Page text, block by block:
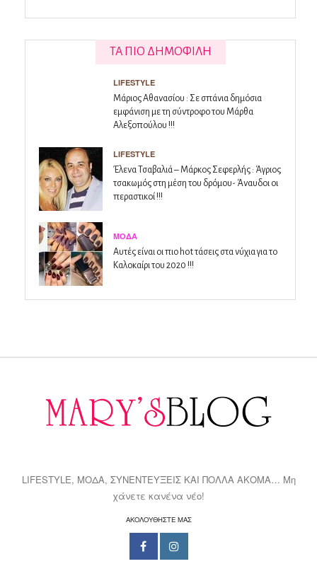
ΤΑ ΠΙΟ ΔΗΜΟΦΙΛΗ
LIFESTYLE
Μάριος Αθανασίου : Σε σπάνια δημόσια
εμφάνιση με τη σύντροφο του Μάρθα
Αλεξοπούλου !!!
LIFESTYLE
Έλενα Τσαβαλιά – Μάρκος Σεφερλής : Άγριος
τσακωμός στη μέση του δρόμου- Άναυδοι οι
περαστικοί !!!
ΜΌΔΑ
Αυτές είναι οι πιο hot τάσεις στα νύχια για το
Καλοκαίρι του 2020 !!!
LIFESTYLE, ΜΟΔΑ, ΣΥΝΕΝΤΕΥΞΕΙΣ ΚΑΙ ΠΟΛΛΑ ΑΚΟΜΑ… Μη
χάνετε κανένα νέο!
ΑΚΟΛΟΥΘΗΣΤΕ ΜΑΣ